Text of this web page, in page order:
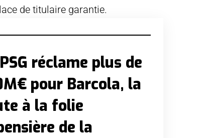
de titulaire garantie.
réclame plus de
pour Barcola, la
à la folie
de la